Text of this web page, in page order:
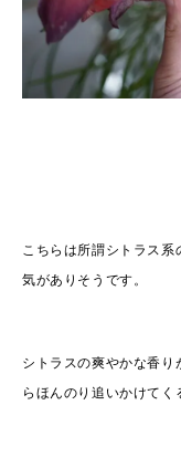
こちらは所謂シトラス
気がありそうです。
シトラスの爽やかな香
らほんのり追いかけてく